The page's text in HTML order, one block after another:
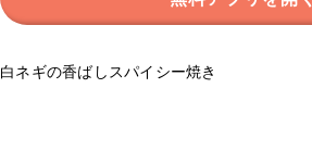
白ネギの香ばしスパイシー焼き